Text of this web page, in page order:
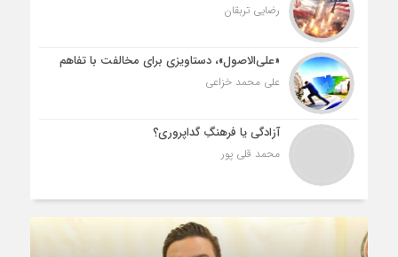
رضایی تربقان
«علی‌الاصول»، دستاویزی برای مخالفت با تفاهم
علی محمد خزاعی
آزادگی یا فرهنگِ گداپروری؟
محمد قلی پور